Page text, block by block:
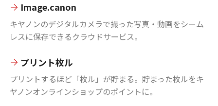
Image.canon
キヤノンのデジタルカメラで撮った写真・動画をシーム
レスに保存できるクラウドサービス。
プリント枚ル
プリントするほど「枚ル」が貯まる。貯まった枚ルをキ
ヤノンオンラインショップのポイントに。